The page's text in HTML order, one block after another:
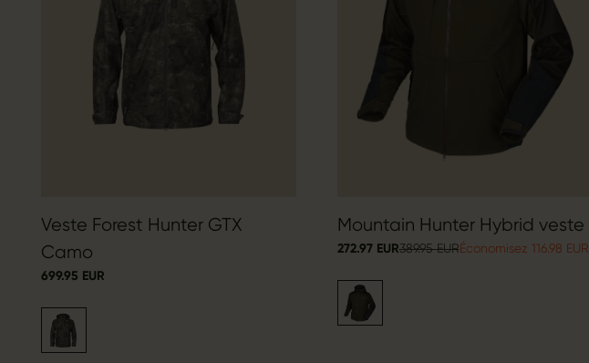
Veste Forest Hunter GTX
Camo
699.95 EUR
Mountain Hunter Hybrid veste
272.97 EUR389.95 EURÉconomisez 116.98 EUR